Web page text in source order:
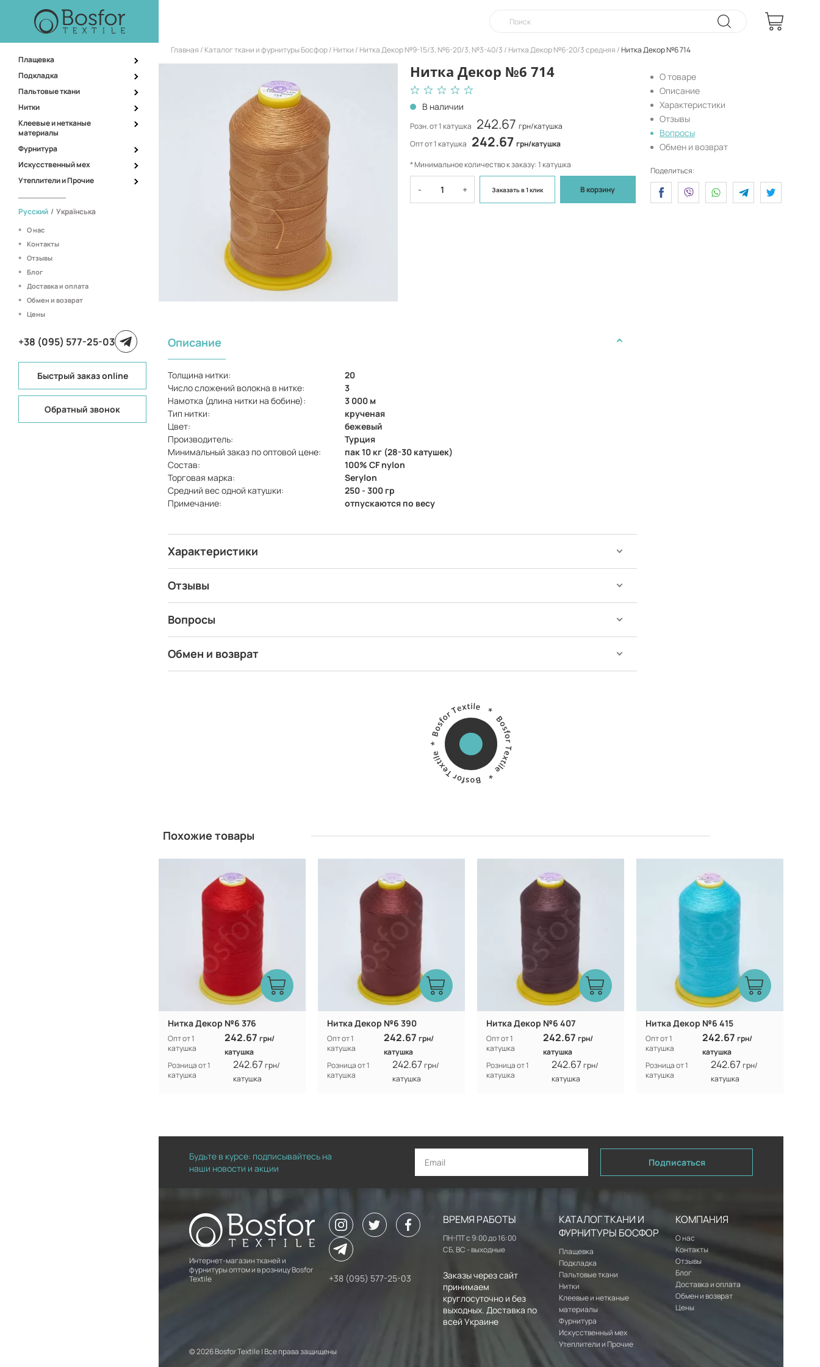
Плащевка
Подкладка
Пальтовые ткани
Нитки
Клеевые и нетканые
материалы
Фурнитура
Искусственный мех
Утеплители и Прочие
Русский / Українська
О нас
Контакты
Отзывы
Блог
Доставка и оплата
Обмен и возврат
Цены
+38 (095) 577-25-03
Быстрый заказ online
Обратный звонок
Главная Каталог ткани и фурнитуры Босфор Нитки Нитка Декор №9-15/3, №6-20/3, №3-40/3 Нитка Декор №6-20/3 средняя Нитка Декор №6 714
Нитка Декор №6 714
В наличии
Розн. от 1 катушка 242.67 грн/катушка
Опт от 1 катушка 242.67 грн/катушка
* Минимальное количество к заказу: 1 катушка
- + Заказатьв 1 клик В корзину
Описание
Толщина нитки:
20
Число сложений волокна в нитке:
3
Намотка (длина нитки на бобине):
3 000 м
Тип нитки:
крученая
Цвет:
бежевый
Производитель:
Турция
Минимальный заказ по оптовой цене:
пак 10 кг (28-30 катушек)
Состав:
100% CF nylon
Торговая марка:
Serylon
Средний вес одной катушки:
250 - 300 гр
Примечание:
отпускаются по весу
Характеристики
Отзывы
Вопросы
Обмен и возврат
О товаре
Описание
Характеристики
Отзывы
Вопросы
Обмен и возврат
Поделиться:
Похожие товары
Турция
Нитка Декор №6 376
Опт от 1
катушка
242.67 грн/
катушка
Розница от 1
катушка
242.67грн/
катушка
Турция
Нитка Декор №6 390
Опт от 1
катушка
242.67 грн/
катушка
Розница от 1
катушка
242.67грн/
катушка
Турция
Нитка Декор №6 407
Опт от 1
катушка
242.67 грн/
катушка
Розница от 1
катушка
242.67грн/
катушка
Турция
Нитка Декор №6 415
Опт от 1
катушка
242.67 грн/
катушка
Розница от 1
катушка
242.67грн/
катушка
Будьте в курсе: подписывайтесь на
наши новости и акции
Подписаться
Интернет-магазин тканей и
фурнитуры оптом и в розницу Bosfor
Textile
+38 (095) 577-25-03
ВРЕМЯ РАБОТЫ
ПН-ПТ с 9:00 до 16:00
СБ, ВС - выходные
Заказы через сайт
принимаем
круглосуточно и без
выходных. Доставка по
всей Украине
КАТАЛОГ ТКАНИ И
ФУРНИТУРЫ БОСФОР
Плащевка
Подкладка
Пальтовые ткани
Нитки
Клеевые и нетканые
материалы
Фурнитура
Искусственный мех
Утеплители и Прочие
КОМПАНИЯ
О нас
Контакты
Отзывы
Блог
Доставка и оплата
Обмен и возврат
Цены
© 2026 Bosfor Textile | Все права защищены